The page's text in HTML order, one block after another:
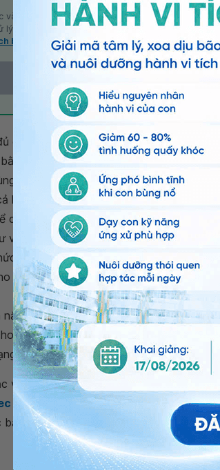
và đồng ý với Chính sách bảo vệ dữ liệu cá nhân
lý DLCN của tôi theo quy định của pháp luật về bảo
bảo mật
dinh dưỡng thông qua sữa mẹ
sữa mẹ, nên cho trẻ bú thường
sữa công thức hoặc nước lọc thay
khi trẻ đang ngủ
cho con bú sữa mẹ vì chưa có sữa kịp
vấn với bác sĩ, nếu mẹ quan tâm đến
trẻ hàng ngày. Đồng thời, mẹ nên chú ý
đúng cách, đủ giờ cho trẻ vào buổi
bệnh lý vàng da. Tắm nắng không thể
vàng da kéo dài và diễn tiến xấu.
về trẻ 6 tuần tuổi bị vàng da
để kiểm tra và tư vấn thêm bạn nhé.
có thật nhiều sức khỏe.